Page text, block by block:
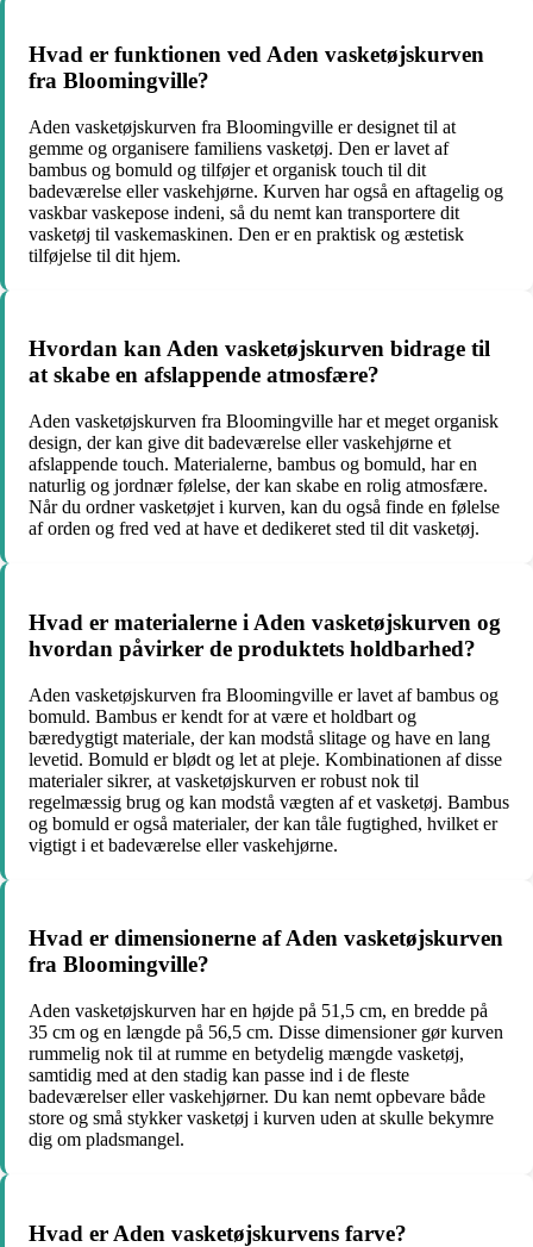
Hvad er funktionen ved Aden vasketøjskurven
fra Bloomingville?
Aden vasketøjskurven fra Bloomingville er designet til at
gemme og organisere familiens vasketøj. Den er lavet af
bambus og bomuld og tilføjer et organisk touch til dit
badeværelse eller vaskehjørne. Kurven har også en aftagelig og
vaskbar vaskepose indeni, så du nemt kan transportere dit
vasketøj til vaskemaskinen. Den er en praktisk og æstetisk
tilføjelse til dit hjem.
Hvordan kan Aden vasketøjskurven bidrage til
at skabe en afslappende atmosfære?
Aden vasketøjskurven fra Bloomingville har et meget organisk
design, der kan give dit badeværelse eller vaskehjørne et
afslappende touch. Materialerne, bambus og bomuld, har en
naturlig og jordnær følelse, der kan skabe en rolig atmosfære.
Når du ordner vasketøjet i kurven, kan du også finde en følelse
af orden og fred ved at have et dedikeret sted til dit vasketøj.
Hvad er materialerne i Aden vasketøjskurven og
hvordan påvirker de produktets holdbarhed?
Aden vasketøjskurven fra Bloomingville er lavet af bambus og
bomuld. Bambus er kendt for at være et holdbart og
bæredygtigt materiale, der kan modstå slitage og have en lang
levetid. Bomuld er blødt og let at pleje. Kombinationen af disse
materialer sikrer, at vasketøjskurven er robust nok til
regelmæssig brug og kan modstå vægten af ​​et vasketøj. Bambus
og bomuld er også materialer, der kan tåle fugtighed, hvilket er
vigtigt i et badeværelse eller vaskehjørne.
Hvad er dimensionerne af Aden vasketøjskurven
fra Bloomingville?
Aden vasketøjskurven har en højde på 51,5 cm, en bredde på
35 cm og en længde på 56,5 cm. Disse dimensioner gør kurven
rummelig nok til at rumme en betydelig mængde vasketøj,
samtidig med at den stadig kan passe ind i de fleste
badeværelser eller vaskehjørner. Du kan nemt opbevare både
store og små stykker vasketøj i kurven uden at skulle bekymre
dig om pladsmangel.
Hvad er Aden vasketøjskurvens farve?